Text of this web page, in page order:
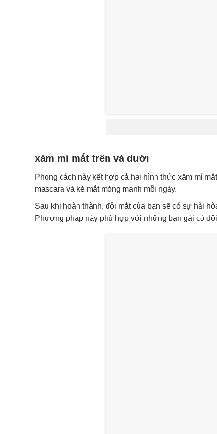
xăm mí mắt trên và dưới
Phong cách này kết hợp cả hai hình thức xăm mí
mascara và kẻ mắt mỏng manh mỗi ngày.
Sau khi hoàn thành, đôi mắt của bạn sẽ có sự hài
Phương pháp này phù hợp với những bạn gái có